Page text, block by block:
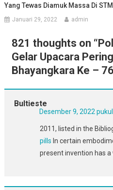
Yang Tewas Diamuk Massa Di
Januari 29, 2022 admin
821 thoughts on “
Gelar Upacara
Bhayangkara Ke – 76
Bultieste
Desember 9, 2022
2011, listed in the
pills In certain
present invention has